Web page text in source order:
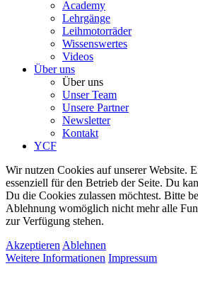
Academy
Lehrgänge
Leihmotorräder
Wissenswertes
Videos
Über uns
Über uns
Unser Team
Unsere Partner
Newsletter
Kontakt
YCF
Wir nutzen Cookies auf unserer Website.
essenziell für den Betrieb der Seite. Du
Du die Cookies zulassen möchtest. Bitte
Ablehnung womöglich nicht mehr alle
zur Verfügung stehen.
Akzeptieren Ablehnen
Weitere Informationen Impressum